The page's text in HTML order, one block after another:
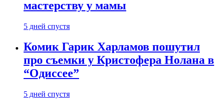
мастерству у мамы
5 дней спустя
Комик Гарик Харламов пошутил
про съемки у Кристофера Нолана в
“Одиссее”
5 дней спустя